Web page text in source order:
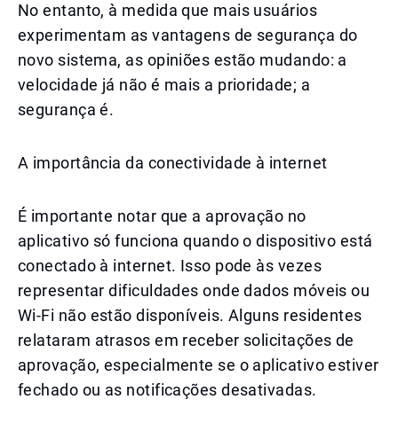
No entanto, à medida que mais usuários
experimentam as vantagens de segurança do
novo sistema, as opiniões estão mudando: a
velocidade já não é mais a prioridade; a
segurança é.
A importância da conectividade à internet
É importante notar que a aprovação no
aplicativo só funciona quando o dispositivo está
conectado à internet. Isso pode às vezes
representar dificuldades onde dados móveis ou
Wi-Fi não estão disponíveis. Alguns residentes
relataram atrasos em receber solicitações de
aprovação, especialmente se o aplicativo estiver
fechado ou as notificações desativadas.